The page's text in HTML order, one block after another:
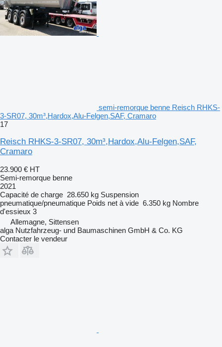
semi-remorque benne Reisch RHKS-
3-SR07, 30m³,Hardox,Alu-Felgen,SAF, Cramaro
17
Reisch RHKS-3-SR07, 30m³,Hardox,Alu-Felgen,SAF,
Cramaro
23.900 € HT
Semi-remorque benne
2021
Capacité de charge 28.650 kg Suspension
pneumatique/pneumatique Poids net à vide 6.350 kg Nombre
d'essieux 3
Allemagne, Sittensen
alga Nutzfahrzeug- und Baumaschinen GmbH & Co. KG
Contacter le vendeur